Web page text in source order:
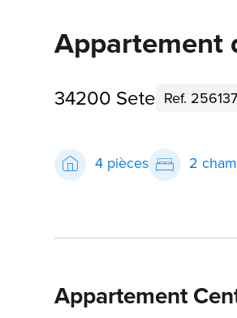
Appartement
34200 Sete Ref. 256137
4 pièces 2
Appartement